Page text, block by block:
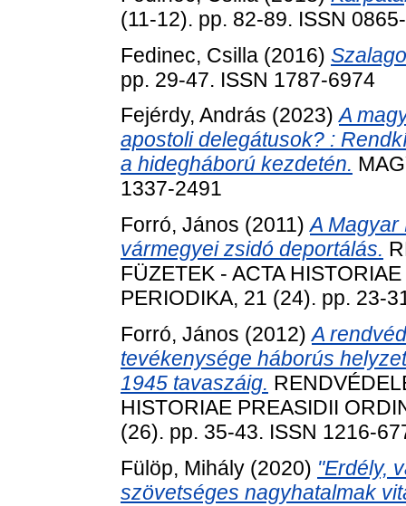
(11-12). pp. 82-89. ISSN
Fedinec, Csilla (2016)
pp. 29-47. ISSN 1787-6974
Fejérdy, András (2023)A
apostoli delegátusok? :
a hidegháború kezdetén.
1337-2491
Forró, János (2011)A Magyar
vármegyei zsidó deportálás.
FÜZETEK - ACTA
PERIODIKA, 21 (24). pp. 23-
Forró, János (2012)A
tevékenysége háborús
1945 tavaszáig.
HISTORIAE PREASIDII
(26). pp. 35-43. ISSN 1216-
Fülöp, Mihály (2020) "Erdély,
szövetséges nagyhatalmak